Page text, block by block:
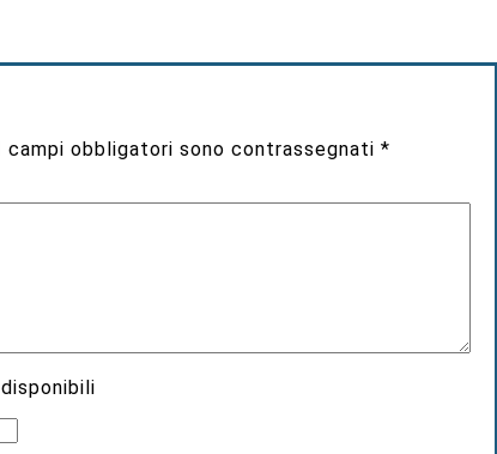
campi obbligatori sono contrassegnati*